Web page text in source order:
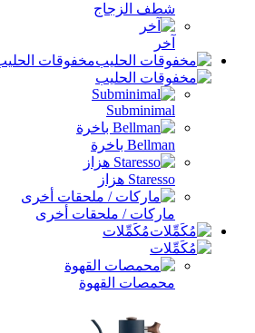
شطف الزجاج
آخر
مخفوقات
Subminimal
Bellman باخرة
Staresso هزاز
ماركات / ملحقات أخرى
مُكَمِّلات
محمصات القهوة